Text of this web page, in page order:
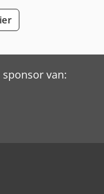
van: